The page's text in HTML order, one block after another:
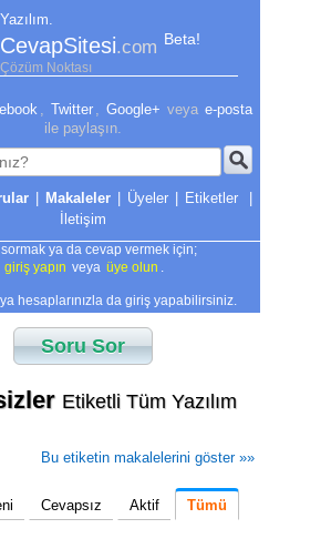
Yazılım.
CevapSitesi.com Beta!
Çözüm Noktası
Twitter Google+ veya e-posta
ile paylaşın.
| Makaleler | Üyeler | Etiketler
|
İletişim
ya da cevap vermek için;
giriş yapın veya üye olun
hesaplarınızla da giriş yapabilirsiniz.
Soru Sor
Etiketli Tüm Yazılım
Bu etiketin makalelerini göster »»
Cevapsız Aktif Tümü